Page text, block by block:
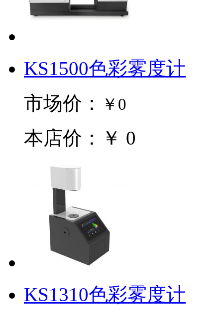
KS1500色彩雾度计
市场价：
￥0
本店价：￥ 0
KS1310色彩雾度计